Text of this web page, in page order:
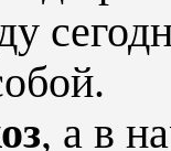
, а в